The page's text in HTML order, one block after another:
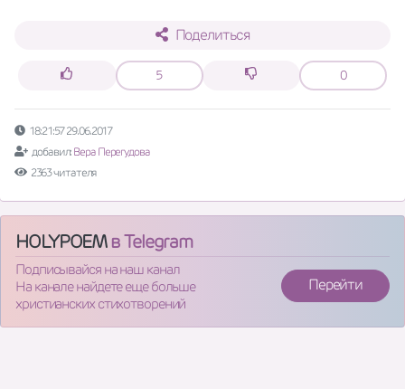
Поделиться
5 0
18:21:57 29.06.2017
добавил: Вера Перегудова
2363 читателя
HOLYPOEMв Telegram
Подписывайся на наш канал
На канале найдете еще больше
христианских стихотворений
Перейти